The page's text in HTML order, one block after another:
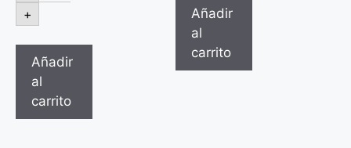
+
Añadir
al
carrito
Añadir
al
carrito